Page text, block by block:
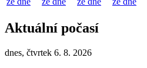
Aktuální počasí
dnes, čtvrtek 6. 8. 2026